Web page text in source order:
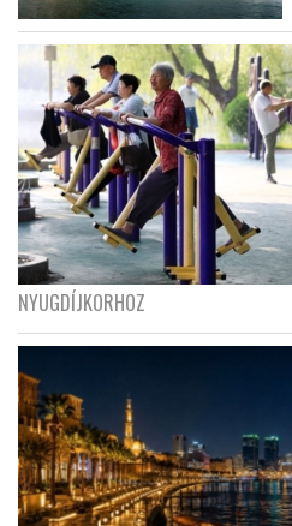
NYUGDÍJKORHOZ